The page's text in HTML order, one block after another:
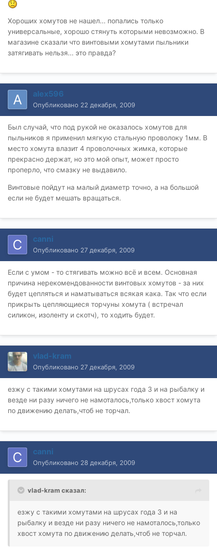
Хороших хомутов не нашел... попались только
универсальные, хорошо стянуть которыми невозможно. В
магазине сказали что винтовыми хомутами пыльники
затягивать нельзя... это правда?
alex596
Опубликовано 22 декабря, 2009
Был случай, что под рукой не оказалось хомутов для
пыльников я применил мягкую стальную проволоку 1мм. В
место хомута влазит 4 проволочных жимка, которые
прекрасно держат, но это мой опыт, может просто
проперло, что смазку не выдавило.
Винтовые пойдут на малый диаметр точно, а на большой
если не будет мешать вращаться.
canni
Опубликовано 27 декабря, 2009
Если с умом - то стягивать можно всё и всем. Основная
причина нерекомендованности винтовых хомутов - за них
будет цепляться и наматываться всякая кака. Так что если
прикрыть цепляющиеся торчуны хомута ( встречал
силикон, изоленту и скотч), то ходить будет.
vlad-kram
Опубликовано 27 декабря, 2009
езжу с такими хомутами на шрусах года 3 и на рыбалку и
везде ни разу ничего не намоталось,только хвост хомута
по движению делать,чтоб не торчал.
canni
Опубликовано 28 декабря, 2009
vlad-kram сказал:
езжу с такими хомутами на шрусах года 3 и на
рыбалку и везде ни разу ничего не намоталось,только
хвост хомута по движению делать,чтоб не торчал.